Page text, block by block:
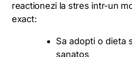
reactionezi la stres intr-un
exact:
Sa adopti o dieta
sanatos